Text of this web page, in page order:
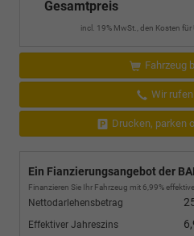
Gesamtpreis
incl. 19% MwSt., den Kosten
Fahrzeug
Wir
Drucken, parken
Ein Fianzierungsangebot der
Finanzieren Sie Ihr Fahrzeug mit 6,99%
Nettodarlehensbetrag
Effektiver Jahreszins